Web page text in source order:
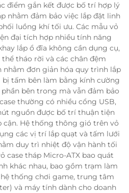
điểm gắn kết được bố trí hợp lý
nhằm đảm bảo việc lắp đặt linh
luồng khí tối ưu. Các mẫu vỏ
đại tích hợp nhiều tính năng
lắp ổ đĩa không cần dụng cụ,
tháo rời và các chân đệm
nhằm đơn giản hóa quy trình lắp
bị tấm bên làm bằng kính cường
bên trong mà vẫn đảm bảo
thường có nhiều cổng USB,
nguồn được bố trí thuận tiện
Hệ thống thông gió trên vỏ
các vị trí lắp quạt và tấm lưới
duy trì nhiệt độ vận hành tối
case tháp Micro-ATX bao quát
khác nhau, bao gồm trạm làm
thống chơi game, trung tâm
và máy tính dành cho doanh